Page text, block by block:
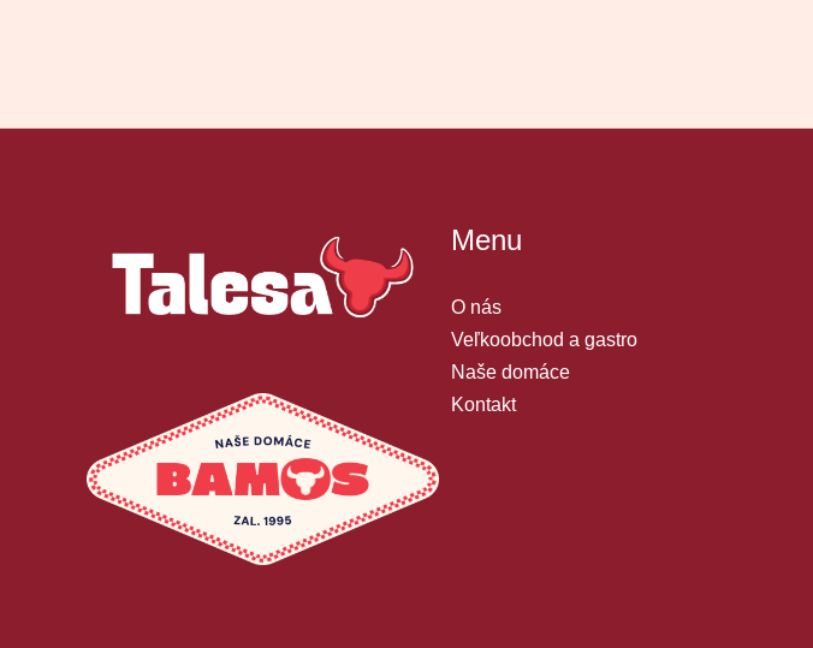
Menu
O nás
Veľkoobchod a gastro
Naše domáce
Kontakt